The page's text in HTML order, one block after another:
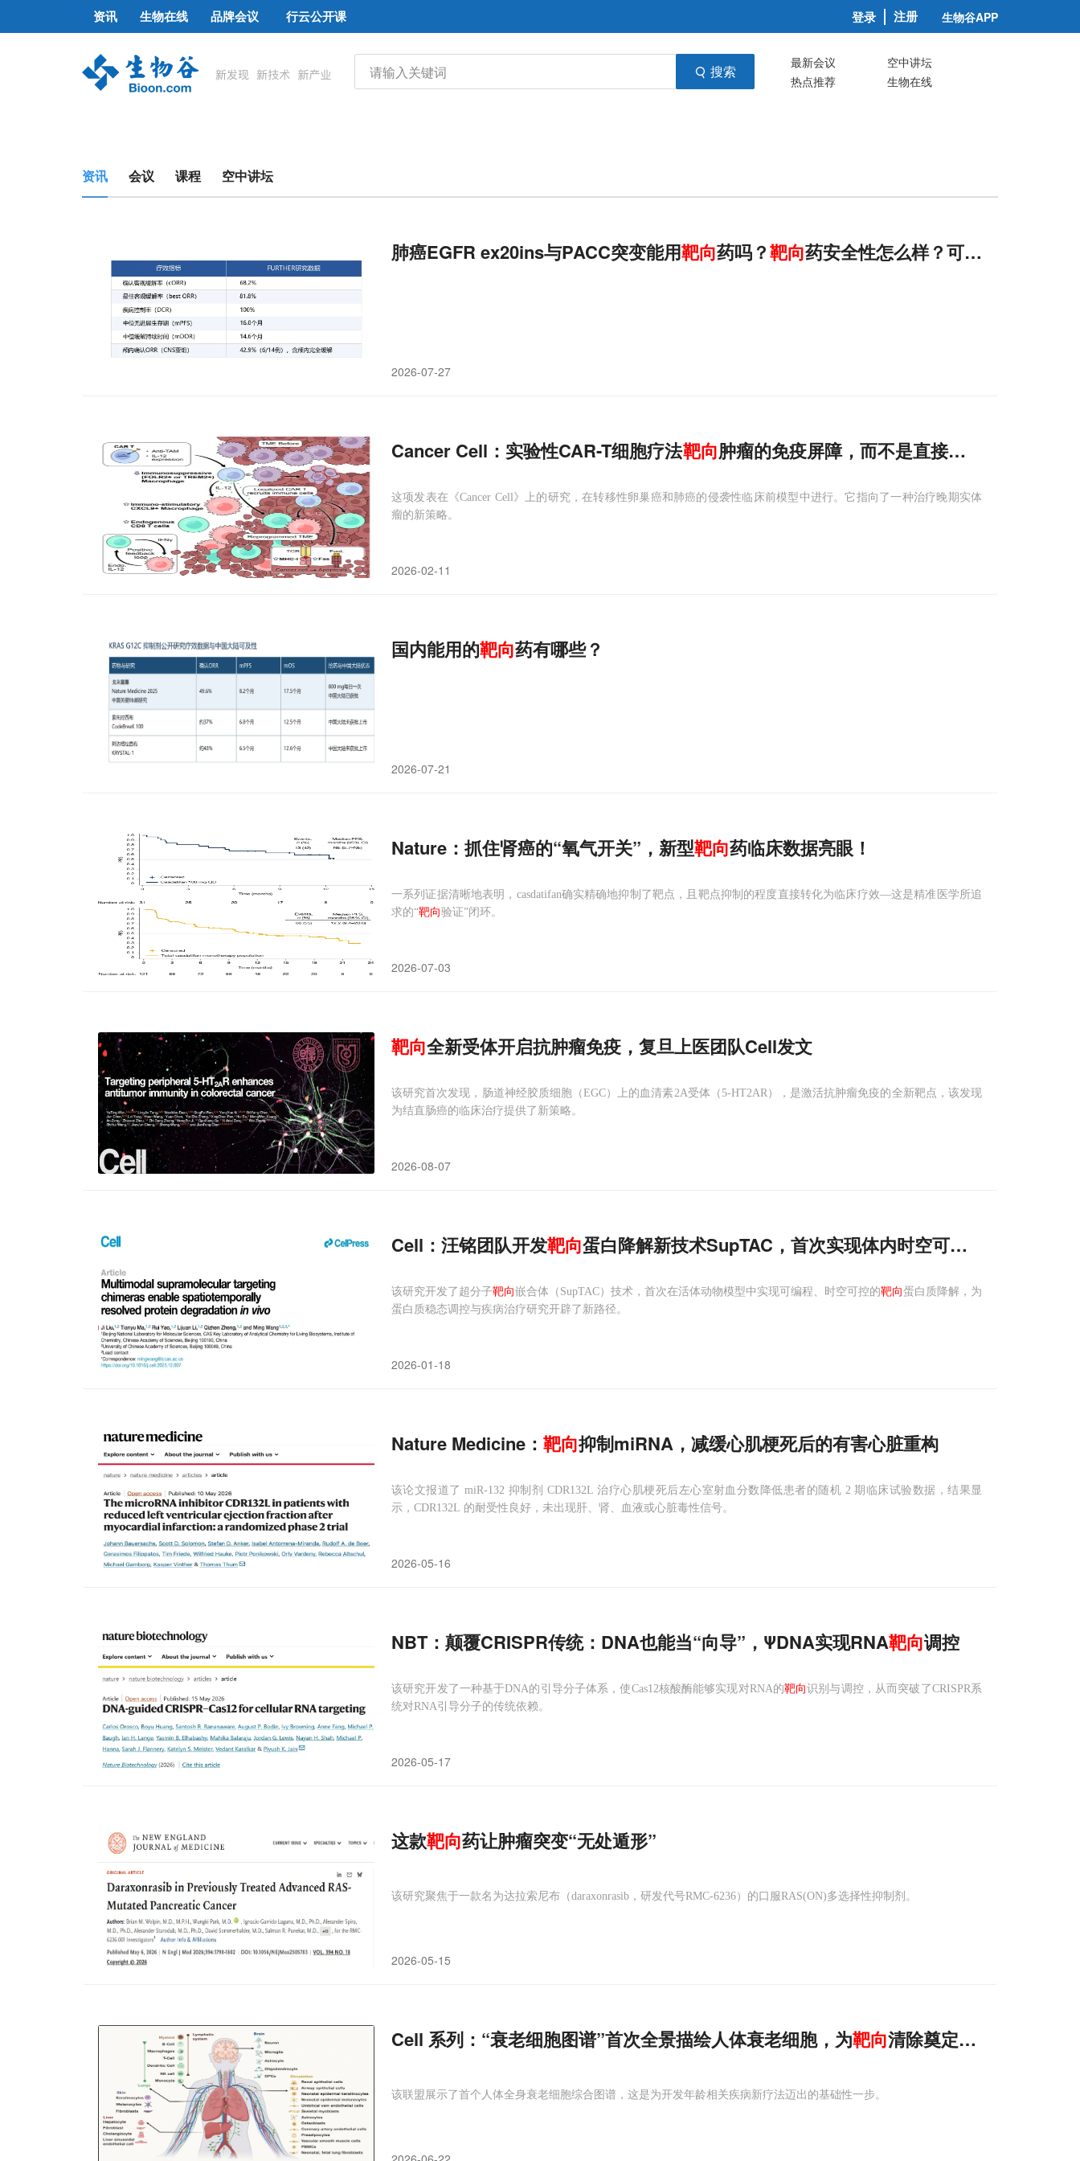
资讯 生物在线 品牌会议 行云公开课 登录 注册 生物谷APP
搜索 最新会议
空中讲坛
热点推荐
生物在线
资讯 会议 课程 空中讲坛
肺癌EGFR ex20ins与PACC突变能用靶向药吗？靶向药安全性怎么样？可以耐受吗？
2026-07-27
Cancer Cell：实验性CAR-T细胞疗法靶向肿瘤的免疫屏障，而不是直接靶向
这项发表在《Cancer Cell》上的研究，在转移性卵巢癌和肺癌的侵袭性临床前模型中进行。它指向了一种治疗晚期实体
瘤的新策略。
2026-02-11
国内能用的靶向药有哪些？
2026-07-21
Nature：抓住肾癌的“氧气开关”，新型靶向药临床数据亮眼！
一系列证据清晰地表明，casdatifan确实精确地抑制了靶点，且靶点抑制的程度直接转化为临床疗效—这是精准医学所追
求的“靶向验证”闭环。
2026-07-03
靶向全新受体开启抗肿瘤免疫，复旦上医团队Cell发文
该研究首次发现，肠道神经胶质细胞（EGC）上的血清素2A受体（5-HT2AR），是激活抗肿瘤免疫的全新靶点，该发现
为结直肠癌的临床治疗提供了新策略。
2026-08-07
Cell：汪铭团队开发靶向蛋白降解新技术SupTAC，首次实现体内时空可控的
该研究开发了超分子靶向嵌合体（SupTAC）技术，首次在活体动物模型中实现可编程、时空可控的靶向蛋白质降解，为
蛋白质稳态调控与疾病治疗研究开辟了新路径。
2026-01-18
Nature Medicine： 靶向抑制miRNA，减缓心肌梗死后的有害心脏重构
该论文报道了 miR-132 抑制剂 CDR132L 治疗心肌梗死后左心室射血分数降低患者的随机 2 期临床试验数据，结果显
示，CDR132L 的耐受性良好，未出现肝、肾、血液或心脏毒性信号。
2026-05-16
NBT：颠覆CRISPR传统：DNA也能当“向导”，ΨDNA实现RNA靶向调控
该研究开发了一种基于DNA的引导分子体系，使Cas12核酸酶能够实现对RNA的靶向识别与调控，从而突破了CRISPR系
统对RNA引导分子的传统依赖。
2026-05-17
这款靶向药让肿瘤突变“无处遁形”
该研究聚焦于一款名为达拉索尼布（daraxonrasib，研发代号RMC-6236）的口服RAS(ON)多选择性抑制剂。
2026-05-15
Cell 系列：“衰老细胞图谱”首次全景描绘人体衰老细胞，为靶向清除奠定基础
该联盟展示了首个人体全身衰老细胞综合图谱，这是为开发年龄相关疾病新疗法迈出的基础性一步。